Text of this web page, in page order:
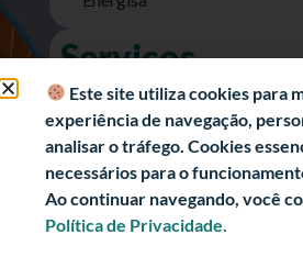
Serviços
Nota Fiscal Eletrônica
e-SIC (Acesso a Informação)
Transparência Fiscal
História
Informações Turísticas
Este site utiliza cookies para
experiência de navegação,
analisar o tráfego. Cookies
necessários para o
Ao continuar navegando, você
Política de Privacidade.